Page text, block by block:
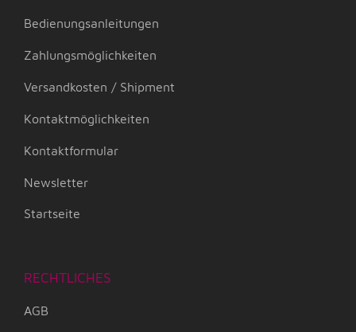
Bedienungsanleitungen
Zahlungsmöglichkeiten
Versandkosten / Shipment
Kontaktmöglichkeiten
Kontaktformular
Newsletter
Startseite
RECHTLICHES
AGB